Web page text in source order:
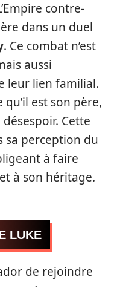
contre-
dans un duel
. Ce combat n’est
aussi
leur lien familial.
est son père,
Cette
sa perception du
à faire
à son héritage.
LUKE
de rejoindre